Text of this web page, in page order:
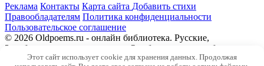
Реклама Контакты Карта сайта Добавить стихи
Правообладателям Политика конфиденциальности
Пользовательское соглашение
© 2026 Oldpoems.ru - онлайн библиотека. Русские,
Зарубежные авторы классики. Опубликованы и публикуем
текста современных авторов. Каждый может опубликовать у
Этот сайт использует cookie для хранения данных. Продолжая